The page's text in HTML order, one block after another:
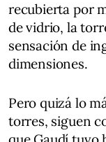
recubierta por
de vidrio, la
sensación de
dimensiones.
Pero quizá lo
torres, siguen